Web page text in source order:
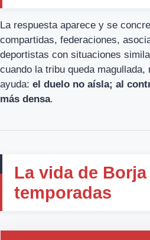
La respuesta aparece y se
compartidas, federaciones,
deportistas con situaciones
cuando la tribu queda
ayuda: el duelo no aísla; al
más densa.
La vida de
temporadas